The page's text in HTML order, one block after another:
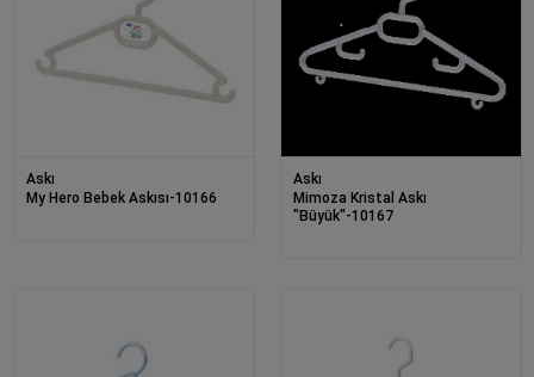
Askı
My Hero Bebek Askısı-10166
Askı
Mimoza Kristal Askı
"Büyük"-10167